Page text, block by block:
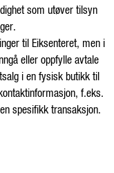
som utøver tilsyn
til Eiksenteret, men i
eller oppfylle avtale
i en fysisk butikk til
f.eks.
spesifikk transaksjon.